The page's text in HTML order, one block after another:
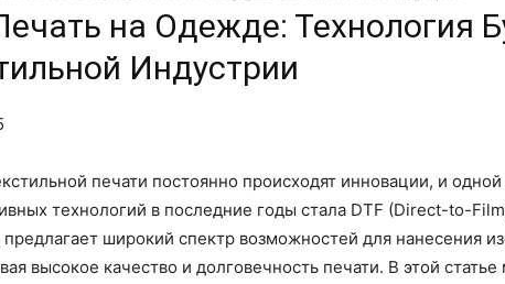
на Одежде: Технология
Индустрии
печати постоянно происходят инновации, и
технологий в последние годы стала DTF (Direct-to-
широкий спектр возможностей для нанесения
высокое качество и долговечность печати. В этой